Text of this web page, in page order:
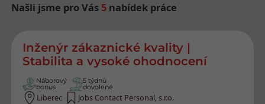
Našli jsme pro Vás 5 nabídek práce
Inženýr zákaznické kvality |
Stabilita a vysoké ohodnocení
Náborový
bonus
5 týdnů
dovolené
Liberec Jobs Contact Personal, s.r.o.